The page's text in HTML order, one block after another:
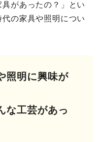
があったの？」とい
の家具や照明につい
照明に興味が
な工芸があっ